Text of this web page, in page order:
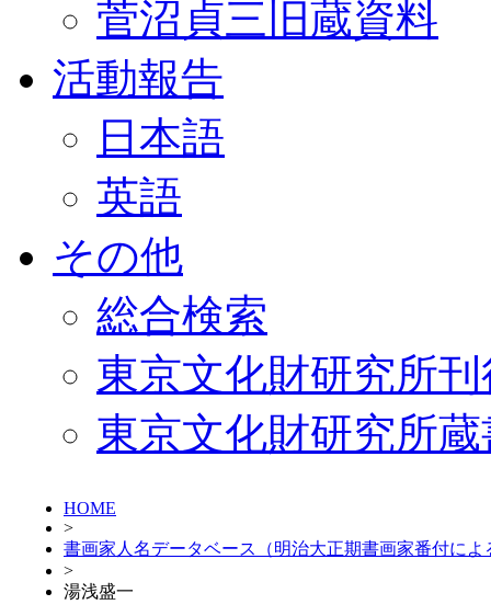
菅沼貞三旧蔵資料
活動報告
日本語
英語
その他
総合検索
東京文化財研究所
東京文化財研究所
HOME
>
書画家人名データベース（明治大正期書画家番付によ
>
湯浅盛一